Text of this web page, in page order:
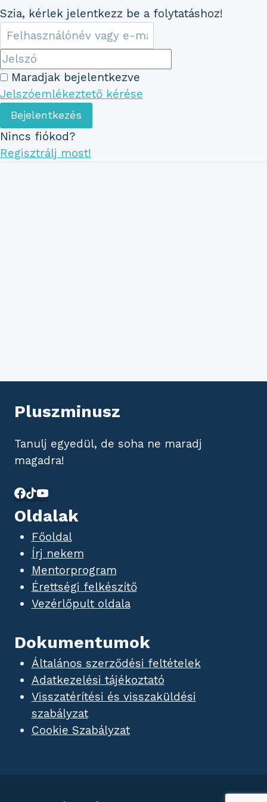
Szia, kérlek jelentkezz be a folytatáshoz!
Maradjak bejelentkezve
Jelszóemlékeztető kérése
Bejelentkezés
Nincs fiókod?
Regisztrálj most!
Pluszminusz
Tanulj egyedül, de soha ne maradj
magadra!
Oldalak
Főoldal
Írj nekem
Mentorprogram
Érettségi felkészítő
Vezérlőpult oldala
Dokumentumok
Általános szerződési feltételek
Adatkezelési tájékoztató
Visszatérítési és visszaküldési
szabályzat
Cookie Szabályzat